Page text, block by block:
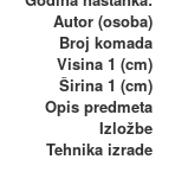
Autor (osoba)
Broj komada
Visina 1 (cm)
Širina 1 (cm)
Opis predmeta
Izložbe
Tehnika izrade